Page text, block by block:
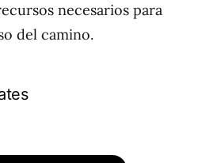
necesarios para
del camino.